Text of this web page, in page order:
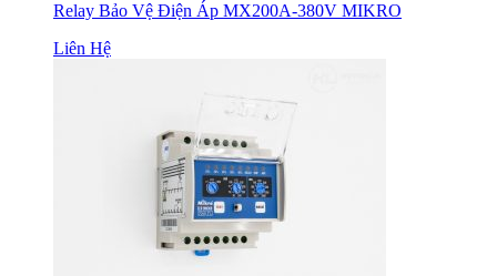
Relay Bảo Vệ Điện Áp MX200A-380V MIKRO
Liên Hệ